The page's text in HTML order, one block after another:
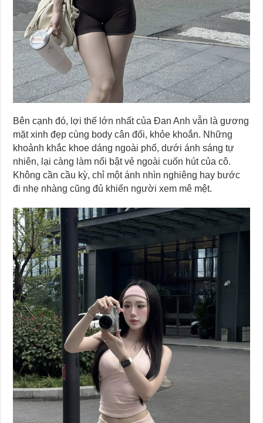
Bên cạnh đó, lợi thế lớn nhất của Đan Anh vẫn là gương
mặt xinh đẹp cùng body cân đối, khỏe khoắn. Những
khoảnh khắc khoe dáng ngoài phố, dưới ánh sáng tự
nhiên, lại càng làm nổi bật vẻ ngoài cuốn hút của cô.
Không cần cầu kỳ, chỉ một ánh nhìn nghiêng hay bước
đi nhẹ nhàng cũng đủ khiến người xem mê mệt.